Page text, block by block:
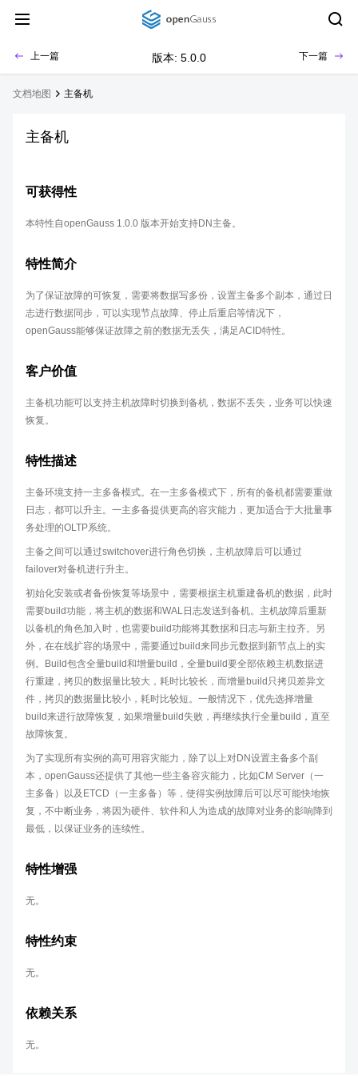
上一篇 版本: 5.0.0 下一篇
文档地图 主备机
主备机
可获得性
本特性自openGauss 1.0.0 版本开始支持DN主备。
特性简介
为了保证故障的可恢复，需要将数据写多份，设置主备多个副本，通过日
志进行数据同步，可以实现节点故障、停止后重启等情况下，
openGauss能够保证故障之前的数据无丢失，满足ACID特性。
客户价值
主备机功能可以支持主机故障时切换到备机，数据不丢失，业务可以快速
恢复。
特性描述
主备环境支持一主多备模式。在一主多备模式下，所有的备机都需要重做
日志，都可以升主。一主多备提供更高的容灾能力，更加适合于大批量事
务处理的OLTP系统。
主备之间可以通过switchover进行角色切换，主机故障后可以通过
failover对备机进行升主。
初始化安装或者备份恢复等场景中，需要根据主机重建备机的数据，此时
需要build功能，将主机的数据和WAL日志发送到备机。主机故障后重新
以备机的角色加入时，也需要build功能将其数据和日志与新主拉齐。另
外，在在线扩容的场景中，需要通过build来同步元数据到新节点上的实
例。Build包含全量build和增量build，全量build要全部依赖主机数据进
行重建，拷贝的数据量比较大，耗时比较长，而增量build只拷贝差异文
件，拷贝的数据量比较小，耗时比较短。一般情况下，优先选择增量
build来进行故障恢复，如果增量build失败，再继续执行全量build，直至
故障恢复。
为了实现所有实例的高可用容灾能力，除了以上对DN设置主备多个副
本，openGauss还提供了其他一些主备容灾能力，比如CM Server（一
主多备）以及ETCD（一主多备）等，使得实例故障后可以尽可能快地恢
复，不中断业务，将因为硬件、软件和人为造成的故障对业务的影响降到
最低，以保证业务的连续性。
特性增强
无。
特性约束
无。
依赖关系
无。